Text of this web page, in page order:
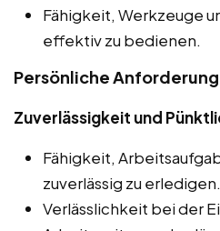
Fähigkeit, Werkzeuge
effektiv zu bedienen.
Persönliche
Zuverlässigkeit und
Fähigkeit,
zuverlässig zu erledigen.
Verlässlichkeit bei der